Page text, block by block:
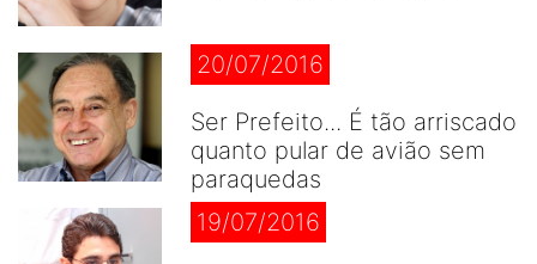
20/07/2016
Ser Prefeito... É tão arriscado
quanto pular de avião sem
paraquedas
19/07/2016